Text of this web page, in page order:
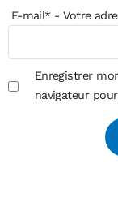
E-mail*- Votre
Enregistrer
navigateur